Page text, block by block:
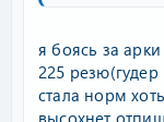
я боясь за
225 резю(гудер
стала норм
высохнет